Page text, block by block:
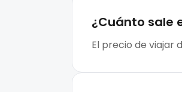
¿Cuánto sale
El precio de viajar